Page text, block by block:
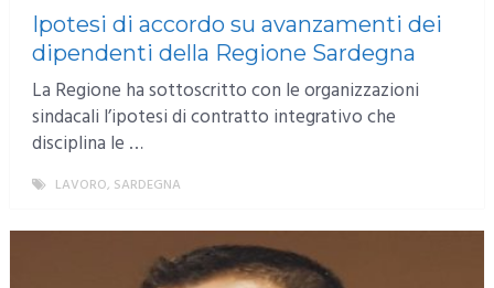
Ipotesi di accordo su avanzamenti dei
dipendenti della Regione Sardegna
La Regione ha sottoscritto con le organizzazioni
sindacali l’ipotesi di contratto integrativo che
disciplina le …
LAVORO, SARDEGNA